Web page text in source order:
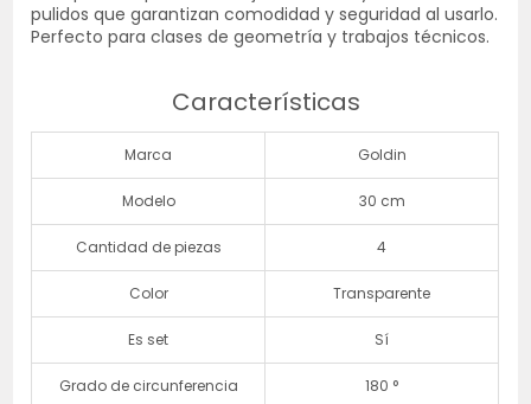
pulidos que garantizan comodidad y seguridad al usarlo.
Perfecto para clases de geometría y trabajos técnicos.
Características
Marca Goldin
Modelo 30 cm
Cantidad de piezas 4
Color Transparente
Es set Sí
Grado de circunferencia 180 °